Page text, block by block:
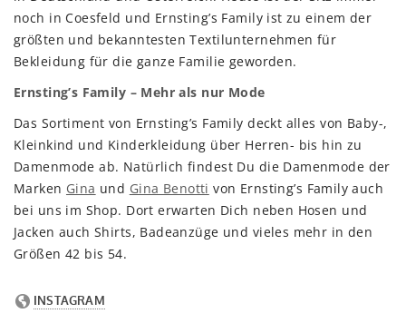
noch in Coesfeld und Ernsting’s Family ist zu einem der
größten und bekanntesten Textilunternehmen für
Bekleidung für die ganze Familie geworden.
Ernsting’s Family – Mehr als nur Mode
Das Sortiment von Ernsting’s Family deckt alles von Baby-,
Kleinkind und Kinderkleidung über Herren- bis hin zu
Damenmode ab. Natürlich findest Du die Damenmode der
Marken Gina und Gina Benotti von Ernsting’s Family auch
bei uns im Shop. Dort erwarten Dich neben Hosen und
Jacken auch Shirts, Badeanzüge und vieles mehr in den
Größen 42 bis 54.